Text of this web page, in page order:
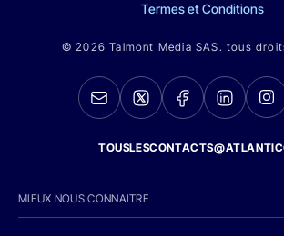
Termes et Conditions
© 2026 Talmont Media SAS. tous
MIEUX NOUS CONNAITRE